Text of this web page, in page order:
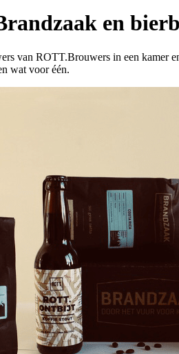
en
van ROTT.Brouwers in een kamer
wat voor één.